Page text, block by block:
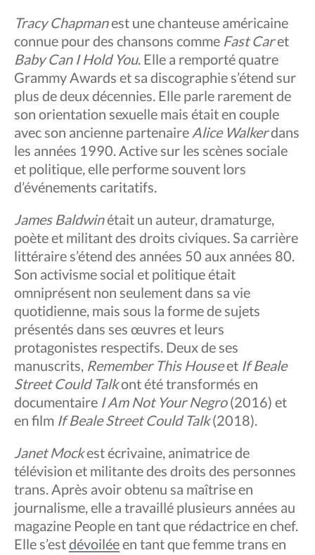
Tracy Chapmanest une chanteuse américaine
connue pour des chansons comme Fast Caret
Baby Can I Hold You. Elle a remporté quatre
Grammy Awards et sa discographie s’étend sur
plus de deux décennies. Elle parle rarement de
son orientation sexuelle mais était en couple
avec son ancienne partenaire Alice Walkerdans
les années 1990. Active sur les scènes sociale
et politique, elle performe souvent lors
d’événements caritatifs.
James Baldwinétait un auteur, dramaturge,
poète et militant des droits civiques. Sa carrière
littéraire s’étend des années 50 aux années 80.
Son activisme social et politique était
omniprésent non seulement dans sa vie
quotidienne, mais sous la forme de sujets
présentés dans ses œuvres et leurs
protagonistes respectifs. Deux de ses
manuscrits, Remember This Houseet If Beale
Street Could Talkont été transformés en
documentaire I Am Not Your Negro(2016) et
en film If Beale Street Could Talk(2018).
Janet Mockest écrivaine, animatrice de
télévision et militante des droits des personnes
trans. Après avoir obtenu sa maîtrise en
journalisme, elle a travaillé plusieurs années au
magazine People en tant que rédactrice en chef.
Elle s’estdévoiléeen tant que femme trans en